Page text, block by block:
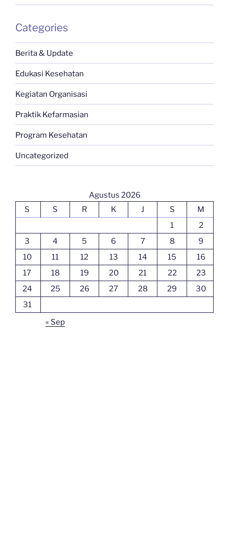
Categories
Berita & Update
Edukasi Kesehatan
Kegiatan Organisasi
Praktik Kefarmasian
Program Kesehatan
Uncategorized
Agustus 2026
S
S R K J S
M
1
2
3
4 5 6 7 8
9
10
11 12 13 14 15
16
17
18 19 20 21 22
23
24
25 26 27 28 29
30
31
« Sep